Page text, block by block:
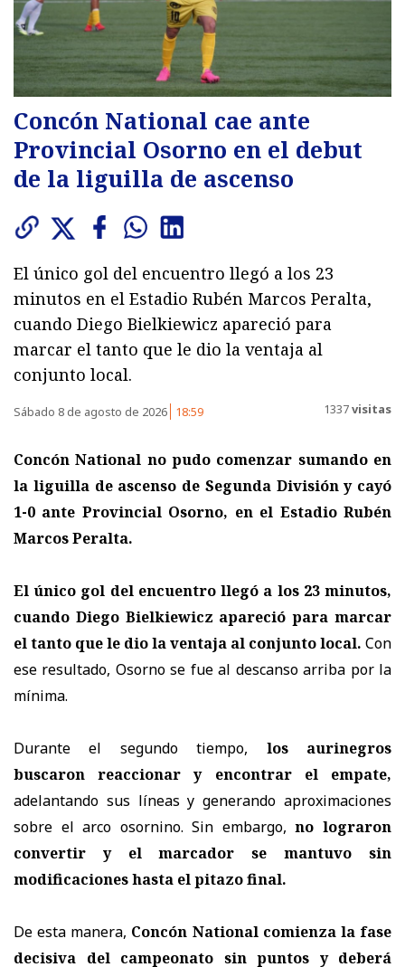
Concón National cae ante
Provincial Osorno en el debut
de la liguilla de ascenso
El único gol del encuentro llegó a los 23
minutos en el Estadio Rubén Marcos Peralta,
cuando Diego Bielkiewicz apareció para
marcar el tanto que le dio la ventaja al
conjunto local.
Sábado 8 de agosto de 2026 18:59 1337visitas
Concón National no pudo comenzar sumando en
la liguilla de ascenso de Segunda División y cayó
1-0 ante Provincial Osorno, en el Estadio Rubén
Marcos Peralta.
El único gol del encuentro llegó a los 23 minutos,
cuando Diego Bielkiewicz apareció para marcar
el tanto que le dio la ventaja al conjunto local. Con
ese resultado, Osorno se fue al descanso arriba por la
mínima.
Durante el segundo tiempo, los aurinegros
buscaron reaccionar y encontrar el empate,
adelantando sus líneas y generando aproximaciones
sobre el arco osornino. Sin embargo,no lograron
convertir y el marcador se mantuvo sin
modificaciones hasta el pitazo final.
De esta manera, Concón National comienza la fase
decisiva del campeonato sin puntos y deberá